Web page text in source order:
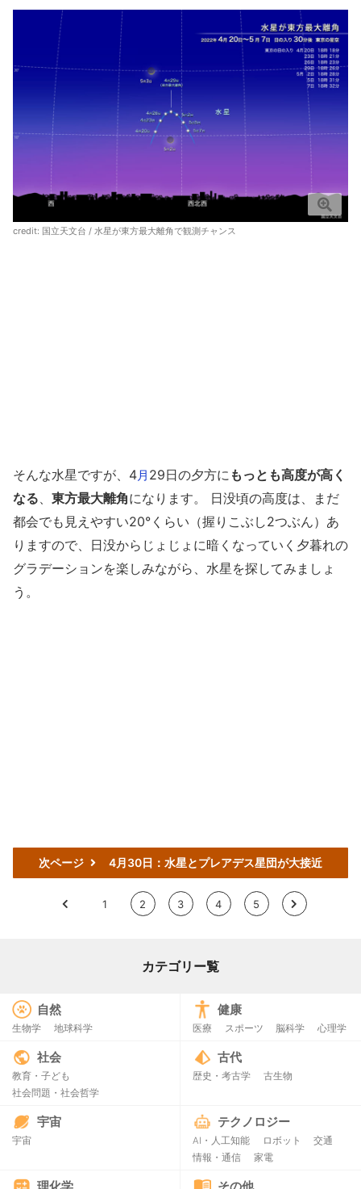
credit: 国立天文台 / 水星が東方最大離角で観測チャンス
そんな水星ですが、4月 29日の夕方に もっとも高度が高く
なる、 東方最大離角になります。 日没頃の高度は、まだ
都会でも見えやすい20°くらい（握りこぶし2つぶん）あ
りますので、日没からじょじょに暗くなっていく夕暮れの
グラデーションを楽しみながら、水星を探してみましょ
う。
次ページ 4月30日：水星とプレアデス星団が大接近
< 1 2 3 4 5 >
カテゴリー覧
自然
生物学 地球科学
健康
医療 スポーツ 脳科学 心理学
社会
教育・子ども
社会問題・社会哲学
古代
歴史・考古学 古生物
宇宙
宇宙
テクノロジー
AI・人工知能 ロボット
交通
情報・通信
家電